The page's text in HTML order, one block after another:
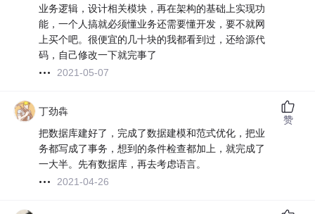
业务逻辑，设计相关模块，再在架构的基础上实现功
能，一个人搞就必须懂业务还需要懂开发，要不就网
上买个吧。很便宜的几十块的我都看到过，还给源代
码，自己修改一下就完事了
2021-05-07
丁劲犇
把数据库建好了，完成了数据建模和范式优化，把业
务都写成了事务，想到的条件检查都加上，就完成了
一大半。先有数据库，再去考虑语言。
2021-04-26
赞